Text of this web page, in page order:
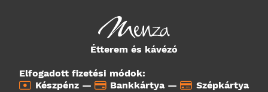
Étterem és kávézó
Elfogadott fizetési módok:
Készpénz —
Bankkártya —
Szépkártya